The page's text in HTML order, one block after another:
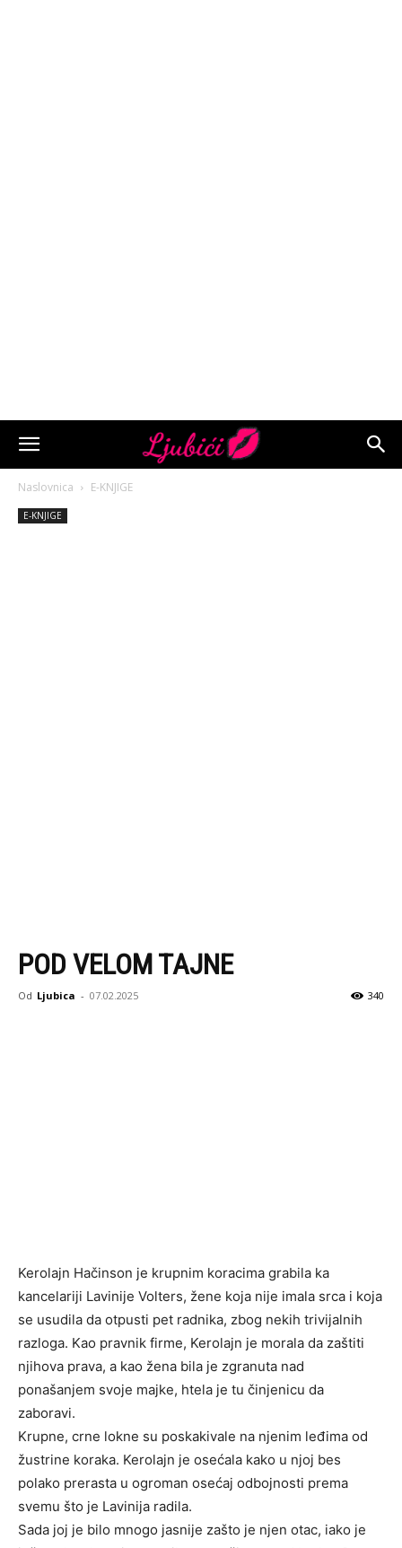
Naslovnica E-KNJIGE
E-KNJIGE
POD VELOM TAJNE
Od Ljubica - 07.02.2025 340
Kerolajn Hačinson je krupnim koracima grabila ka
kancelariji Lavinije Volters, žene koja nije imala srca i koja
se usudila da otpusti pet radnika, zbog nekih trivijalnih
razloga. Kao pravnik firme, Kerolajn je morala da zaštiti
njihova prava, a kao žena bila je zgranuta nad
ponašanjem svoje majke, htela je tu činjenicu da
zaboravi.
Krupne, crne lokne su poskakivale na njenim leđima od
žustrine koraka. Kerolajn je osećala kako u njoj bes
polako prerasta u ogroman osećaj odbojnosti prema
svemu što je Lavinija radila.
Sada joj je bilo mnogo jasnije zašto je njen otac, iako je